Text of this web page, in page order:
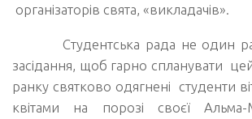
організаторів свята, «викладачів».
Студентська рада не один раз
засідання, щоб гарно спланувати
ранку святково одягнені студенти
квітами на порозі своєї Альма-